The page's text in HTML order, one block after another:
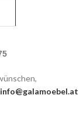
info@galamoebel.at